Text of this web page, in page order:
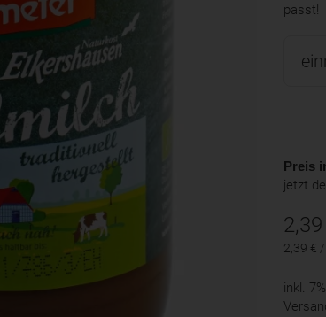
passt!
Preis
jetzt
2,39
2,39 €
inkl.